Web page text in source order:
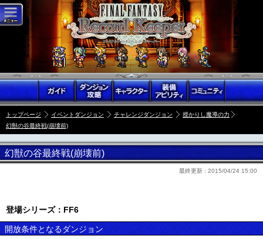
トップページ イベントダンジョン チャレンジダンジョン
授かりし魔導の力
幻獣の谷最終戦(崩壊前)
幻獣の谷最終戦(崩壊前)
最終更新 : 2015/04/24 15:00
登場シリーズ：FF6
開放条件となるダンジョン